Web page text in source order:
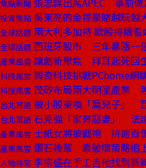
焦點新聞
投資焦點 吳東亮的金控豪賭越玩越
全球話題 兩大利多加持 歐股持續看
全球話題 西班牙股市 三年暴漲一
產業風雲 讓創新聚焦 拜耳起死回
科技風雲 興奇科技挑戰PChome網
科技風雲 茂矽布局兩大明星產業
台北耳語 被小股東喚「扁兒子」
台北耳語 石克強「家有惡妻」 法
產業風雲 士紙女將披戰袍 拚逾百
產業風雲 鑽石後輩 靠破壞策略追
人物特寫 李宗盛在手工吉他找到新